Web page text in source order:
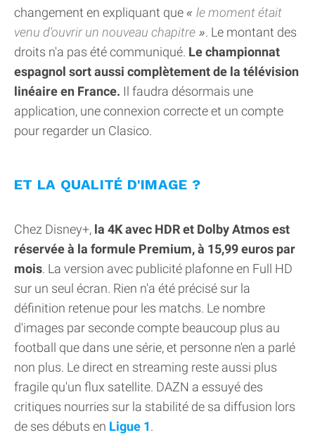
changement en expliquant que
le moment était
venu d'ouvrir un nouveau chapitre
. Le montant des
droits n'a pas été communiqué. Le championnat
espagnol sort aussi complètement de la télévision
linéaire en France. Il faudra désormais une
application, une connexion correcte et un compte
pour regarder un Clasico.
ET LA QUALITÉ D'IMAGE ?
Chez Disney+, la 4K avec HDR et Dolby Atmos est
réservée à la formule Premium, à 15,99 euros par
mois. La version avec publicité plafonne en Full HD
sur un seul écran. Rien n'a été précisé sur la
définition retenue pour les matchs. Le nombre
d'images par seconde compte beaucoup plus au
football que dans une série, et personne n'en a parlé
non plus. Le direct en streaming reste aussi plus
fragile qu'un flux satellite. DAZN a essuyé des
critiques nourries sur la stabilité de sa diffusion lors
de ses débuts en Ligue 1.